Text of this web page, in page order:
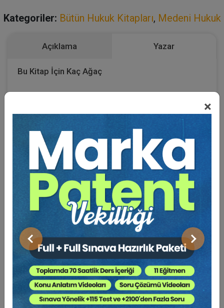
×
Önceki Sonraki
Kategoriler: Bütün Hukuk Kitapları, Medeni Hukuk
Açıklama Yazar
Bu Kitap İçin Kaç Ağaç
Paylı halin giderilmesi davası, taşınmaz mülkiyetinin özel
hukuktan doğan kanuni kısıtlamasını oluşturur. Sonuçta cebri
artırma ile satış sonucu paylı mülkiyet birliği sona erer. Daha
önce paya bağlı intifa hakkı kurulmuş olması halinde intifa
hakkına konu olan pay ortadan kalkar; çünkü sona eren pay
mülkiyetinin yerine satış bedeli hakkı ikâme değer ( surrogat
olarak geçer ve pay üzerindeki intifa hakkı paya düşen satış
bedeli üzerinde devam eder. Kanunun ruhundan çıkan bu
sonuca bağlı olarak ihaleyle satılan taşınmaz üzerinde pay
varmışçasına intifa hakkının devam edeceği savunulamaz. Bu
bilimsel sonucun aksine Yargıtay İBK oluşturulmuş ve paylı
mülkiyet payları üzerinde muvazaalı intifa hakları
kurulmasına yol açarak paylı mülkiyetin sona ermesi davası
açmaları sonucu kötüniyetli paydaşların taşınmazı rayiç
bedelinin altında elde edebilme imkanı sağlanmıştır. TMK